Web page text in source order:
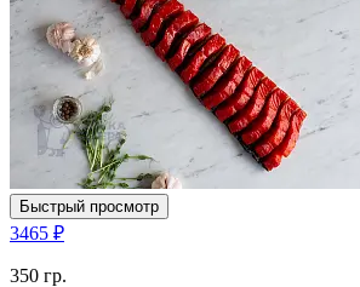
Быстрый просмотр
3465 ₽
350 гр.